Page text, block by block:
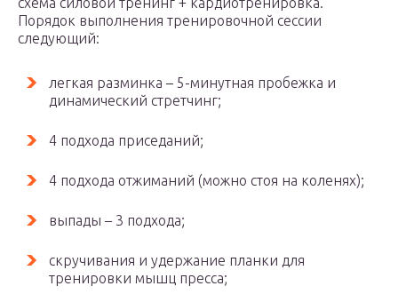
Порядок выполнения тренировочной сессии
следующий:
легкая разминка – 5-минутная пробежка и
динамический стретчинг;
4 подхода приседаний;
4 подхода отжиманий (можно стоя на коленях);
выпады – 3 подхода;
скручивания и удержание планки для
тренировки мышц пресса;